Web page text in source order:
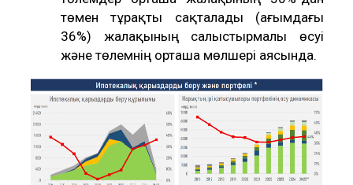
төмен тұрақты сақталады (ағымдағы
36%) жалақының салыстырмалы өсуі
және төлемнің орташа мөлшері аясында.